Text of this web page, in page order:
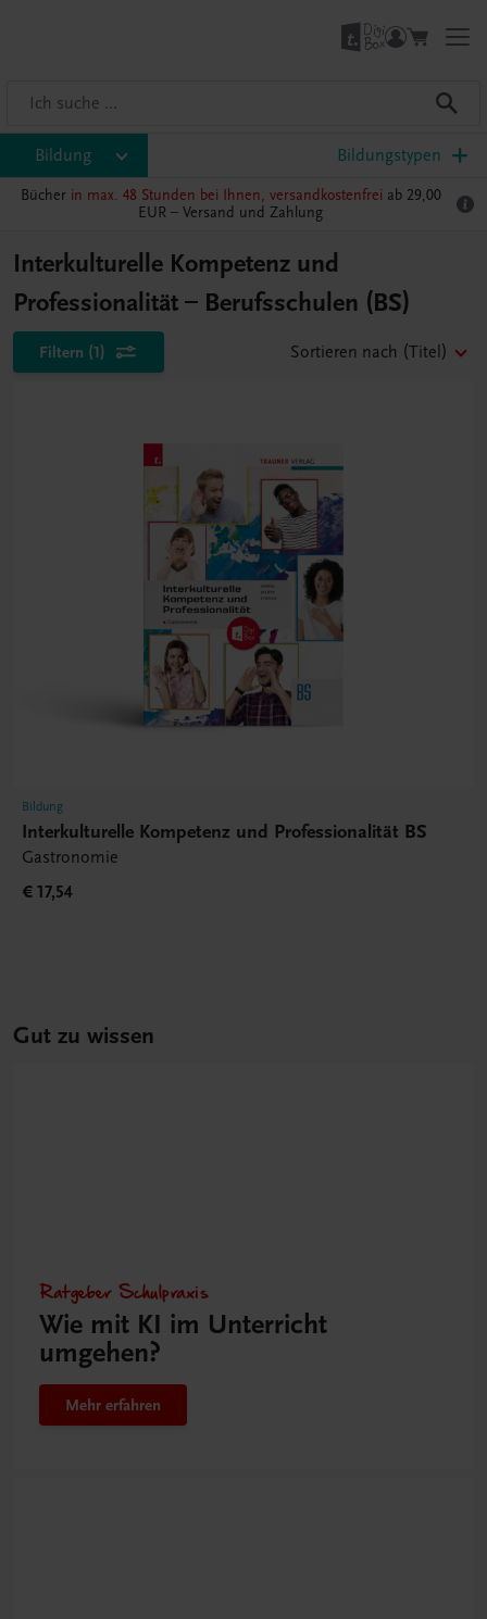
Bildung Bildungstypen
Bücher in max. 48 Stunden bei Ihnen, versandkostenfrei ab 29,00
EUR – Versand und Zahlung
Interkulturelle Kompetenz und
Professionalität – Berufsschulen (BS)
Filtern (1) Sortieren nach (Titel)
Bildung
Interkulturelle Kompetenz und Professionalität BS
Gastronomie
€ 17,54
Gut zu wissen
Ratgeber Schulpraxis
Wie mit KI im Unterricht
umgehen?
Mehr erfahren